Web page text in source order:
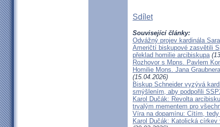
Sdílet
Související články:
Odvážný projev kardinála
Američtí biskupové zasvětili
překlad homilie arcibiskupa
Rozhovor s Mpns. Pavlem
Homilie Mons. Jana
(15.04.2026)
Biskup Schneider vyzývá
smýšlením, aby podpořili
Karol Dučák: Revolta
trvalým mementem pro
Víra na dopamínu: Cítím,
Karol Dučák: Katolická